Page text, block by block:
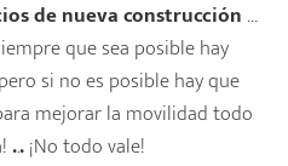
de nueva construcción …
que sea posible hay
si no es posible hay que
mejorar la movilidad todo
...¡No todo vale!